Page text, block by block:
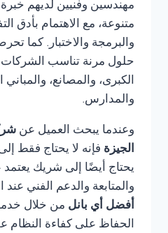
مهندسين وفنيين لديهم
متنوعة، مع الاهتمام بأدق
والبرمجة والاختبار. كما
حلول مرنة تناسب الشركات
الكبرى، والمصانع،
والمدارس.
وعندما يبحث العميل عن
الجيزة فإنه لا يحتاج فقط
يحتاج أيضًا إلى شريك يعتمد
والمتابعة والدعم الفني عند
أفضل أي بانل من خلال
الحفاظ على كفاءة النظام